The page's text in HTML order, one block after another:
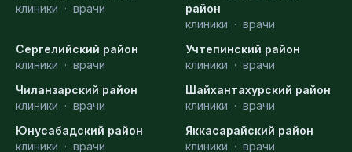
клиники · врачи
район
клиники · врачи
Сергелийский район
клиники · врачи
Учтепинский район
клиники · врачи
Чиланзарский район
клиники · врачи
Шайхантахурский район
клиники · врачи
Юнусабадский район
клиники · врачи
Яккасарайский район
клиники · врачи